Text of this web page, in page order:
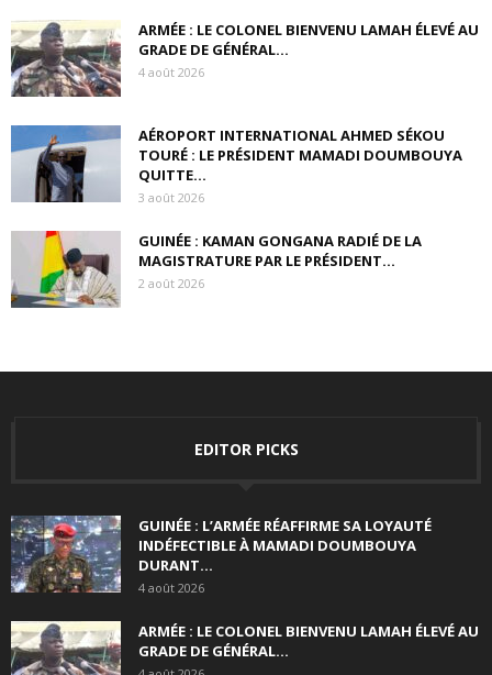
ARMÉE : LE COLONEL BIENVENU LAMAH ÉLEVÉ AU
GRADE DE GÉNÉRAL...
4 août 2026
AÉROPORT INTERNATIONAL AHMED SÉKOU
TOURÉ : LE PRÉSIDENT MAMADI DOUMBOUYA
QUITTE...
3 août 2026
GUINÉE : KAMAN GONGANA RADIÉ DE LA
MAGISTRATURE PAR LE PRÉSIDENT...
2 août 2026
EDITOR PICKS
GUINÉE : L’ARMÉE RÉAFFIRME SA LOYAUTÉ
INDÉFECTIBLE À MAMADI DOUMBOUYA
DURANT...
4 août 2026
ARMÉE : LE COLONEL BIENVENU LAMAH ÉLEVÉ AU
GRADE DE GÉNÉRAL...